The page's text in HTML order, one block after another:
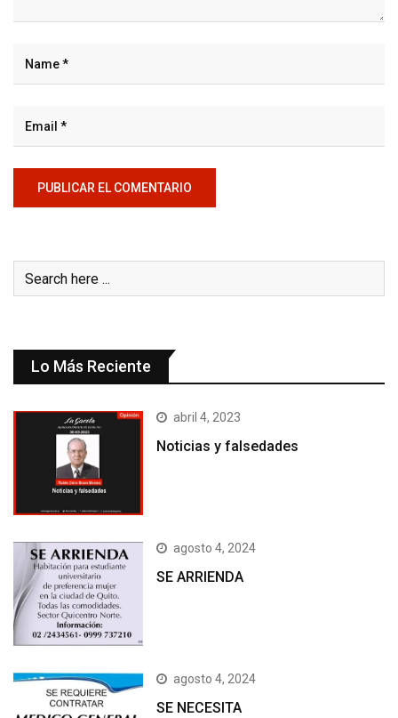
Lo Más Reciente
abril 4, 2023
Noticias y falsedades
agosto 4, 2024
SE ARRIENDA
agosto 4, 2024
SE NECESITA